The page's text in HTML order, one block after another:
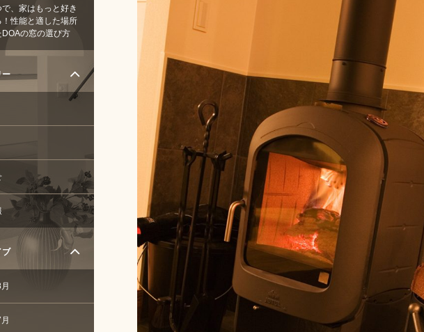
で、家はもっと好き
！性能と適した場所
DOAの窓の選び方
ー
ブ